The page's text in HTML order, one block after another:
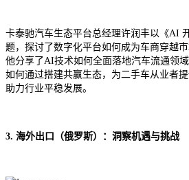
卡泰驰汽车生态平台总经理许润丰以《AI
题，探讨了数字化平台如何成为车商穿越市
他分享了AI技术如何全面落地汽车流通领
如何通过搭建共赢生态，为二手车从业者提
助力行业平稳发展。
3. 海外出口（俄罗斯）：洞察机遇与挑战